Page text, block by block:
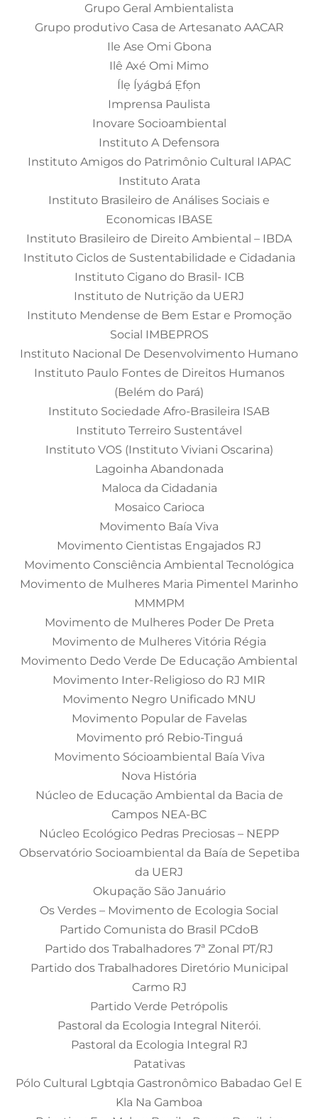
Grupo Geral Ambientalista
Grupo produtivo Casa de Artesanato AACAR
Ile Ase Omi Gbona
Ilê Axé Omi Mimo
Ílẹ Íyágbá Ẹfọn
Imprensa Paulista
Inovare Socioambiental
Instituto A Defensora
Instituto Amigos do Patrimônio Cultural IAPAC
Instituto Arata
Instituto Brasileiro de Análises Sociais e
Economicas IBASE
Instituto Brasileiro de Direito Ambiental – IBDA
Instituto Ciclos de Sustentabilidade e Cidadania
Instituto Cigano do Brasil- ICB
Instituto de Nutrição da UERJ
Instituto Mendense de Bem Estar e Promoção
Social IMBEPROS
Instituto Nacional De Desenvolvimento Humano
Instituto Paulo Fontes de Direitos Humanos
(Belém do Pará)
Instituto Sociedade Afro-Brasileira ISAB
Instituto Terreiro Sustentável
Instituto VOS (Instituto Viviani Oscarina)
Lagoinha Abandonada
Maloca da Cidadania
Mosaico Carioca
Movimento Baía Viva
Movimento Cientistas Engajados RJ
Movimento Consciência Ambiental Tecnológica
Movimento de Mulheres Maria Pimentel Marinho
MMMPM
Movimento de Mulheres Poder De Preta
Movimento de Mulheres Vitória Régia
Movimento Dedo Verde De Educação Ambiental
Movimento Inter-Religioso do RJ MIR
Movimento Negro Unificado MNU
Movimento Popular de Favelas
Movimento pró Rebio-Tinguá
Movimento Sócioambiental Baía Viva
Nova História
Núcleo de Educação Ambiental da Bacia de
Campos NEA-BC
Núcleo Ecológico Pedras Preciosas – NEPP
Observatório Socioambiental da Baía de Sepetiba
da UERJ
Okupação São Januário
Os Verdes – Movimento de Ecologia Social
Partido Comunista do Brasil PCdoB
Partido dos Trabalhadores 7ª Zonal PT/RJ
Partido dos Trabalhadores Diretório Municipal
Carmo RJ
Partido Verde Petrópolis
Pastoral da Ecologia Integral Niterói.
Pastoral da Ecologia Integral RJ
Patativas
Pólo Cultural Lgbtqia Gastronômico Babadao Gel E
Kla Na Gamboa